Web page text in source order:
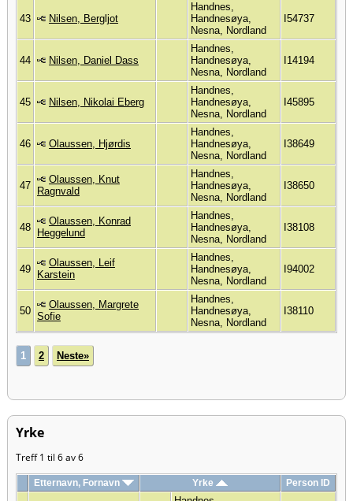
43 Nilsen, Bergljot
Handnes,
Handnesøya,
Nesna, Nordland
I54737
44 Nilsen, Daniel Dass
Handnes,
Handnesøya,
Nesna, Nordland
I14194
45 Nilsen, Nikolai Eberg
Handnes,
Handnesøya,
Nesna, Nordland
I45895
46 Olaussen, Hjørdis
Handnes,
Handnesøya,
Nesna, Nordland
I38649
47
Olaussen, Knut
Ragnvald
Handnes,
Handnesøya,
Nesna, Nordland
I38650
48
Olaussen, Konrad
Heggelund
Handnes,
Handnesøya,
Nesna, Nordland
I38108
49
Olaussen, Leif
Karstein
Handnes,
Handnesøya,
Nesna, Nordland
I94002
50
Olaussen, Margrete
Sofie
Handnes,
Handnesøya,
Nesna, Nordland
I38110
1 2 Neste»
Yrke
Treff 1 til 6 av 6
Etternavn, Fornavn Yrke Person ID